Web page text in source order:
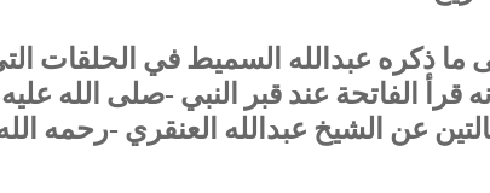
ما ذكره عبدالله السميط في الحلقات
قرأ الفاتحة ‏عند قبر النبي -صلى الله عليه
عن الشيخ عبدالله العنقري -رحمه